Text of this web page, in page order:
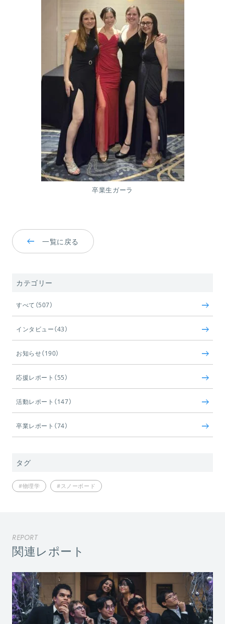
卒業生ガーラ
一覧に戻る
カテゴリー
すべて（507）
インタビュー（43）
お知らせ（190）
応援レポート（55）
活動レポート（147）
卒業レポート（74）
タグ
#物理学 #スノーボード
REPORT
関連レポート